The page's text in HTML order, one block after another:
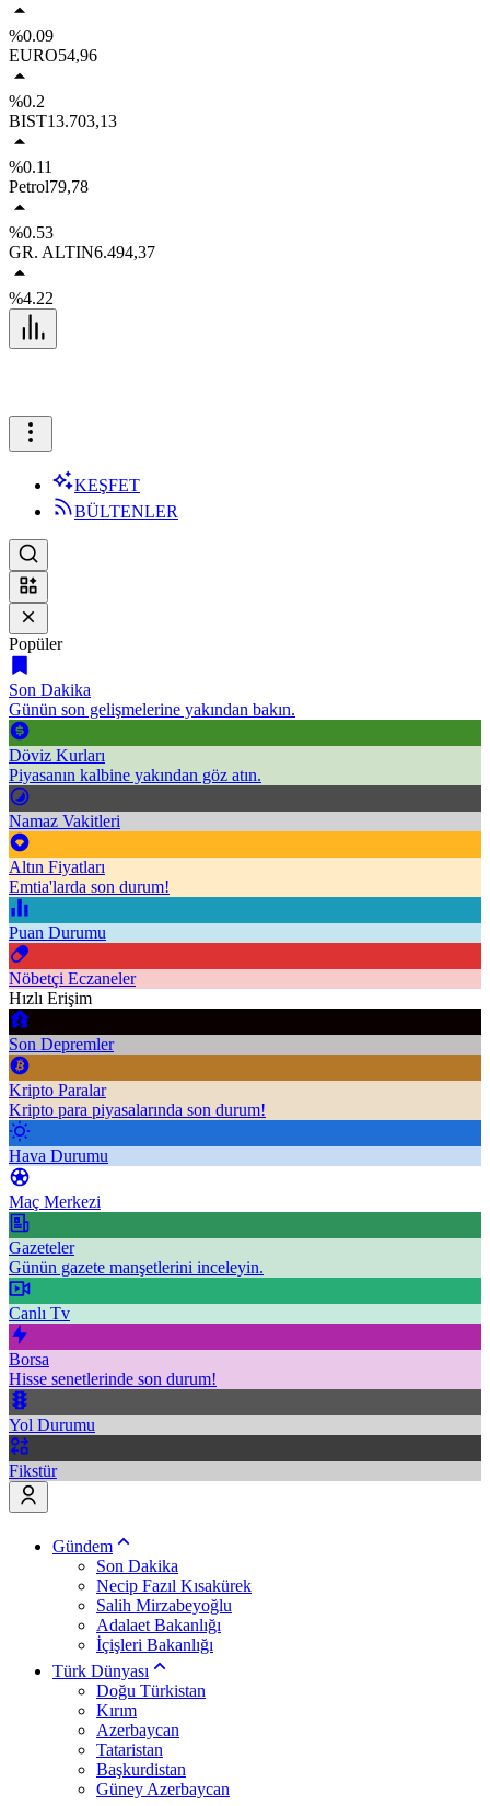
%0.09
EURO54,96
%0.2
BIST13.703,13
%0.11
Petrol79,78
%0.53
GR. ALTIN6.494,37
%4.22
KEŞFET
BÜLTENLER
Popüler
Son Dakika
Günün son gelişmelerine yakından bakın.
Döviz Kurları
Piyasanın kalbine yakından göz atın.
Namaz Vakitleri
Altın Fiyatları
Emtia'larda son durum!
Puan Durumu
Nöbetçi Eczaneler
Hızlı Erişim
Son Depremler
Kripto Paralar
Kripto para piyasalarında son durum!
Hava Durumu
Maç Merkezi
Gazeteler
Günün gazete manşetlerini inceleyin.
Canlı Tv
Borsa
Hisse senetlerinde son durum!
Yol Durumu
Fikstür
Gündem
Son Dakika
Necip Fazıl Kısakürek
Salih Mirzabeyoğlu
Adalaet Bakanlığı
İçişleri Bakanlığı
Türk Dünyası
Doğu Türkistan
Kırım
Azerbaycan
Tataristan
Başkurdistan
Güney Azerbaycan